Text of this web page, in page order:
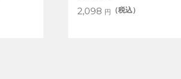
2,098 円 （税込）